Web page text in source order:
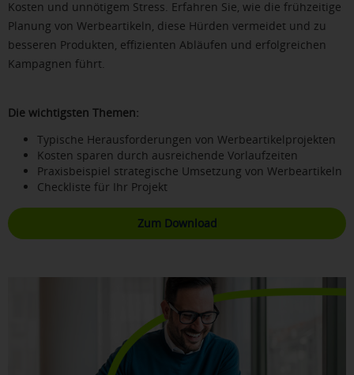
Kosten und unnötigem Stress. Erfahren Sie, wie die frühzeitige
Planung von Werbeartikeln, diese Hürden vermeidet und zu
besseren Produkten, effizienten Abläufen und erfolgreichen
Kampagnen führt.
Die wichtigsten Themen:
Typische Herausforderungen von Werbeartikelprojekten
Kosten sparen durch ausreichende Vorlaufzeiten
Praxisbeispiel strategische Umsetzung von Werbeartikeln
Checkliste für Ihr Projekt
Zum Download